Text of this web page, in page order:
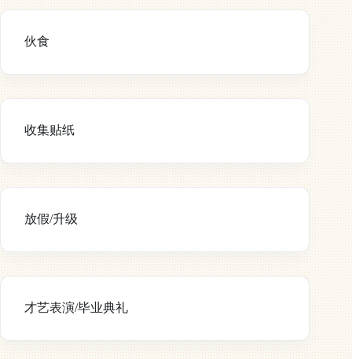
伙食
收集贴纸
放假/升级
才艺表演/毕业典礼